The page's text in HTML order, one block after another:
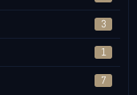
3
1
7